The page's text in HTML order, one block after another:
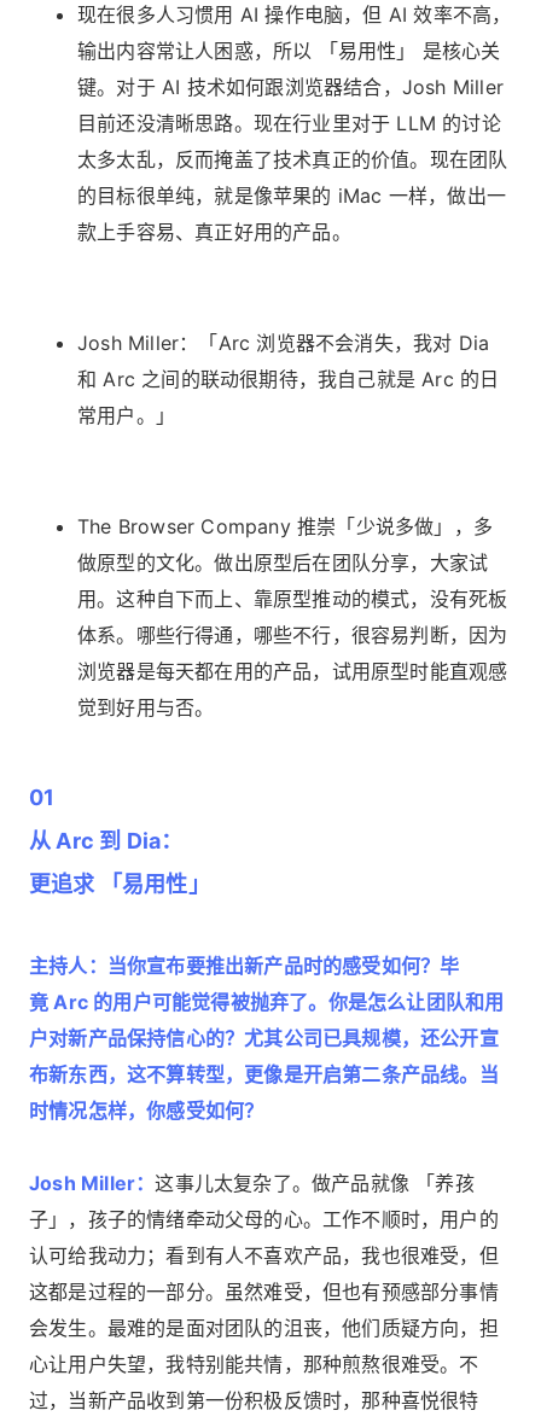
现在很多人习惯用 AI 操作电脑，但 AI 效率不高，
输出内容常让人困惑，所以 「易用性」 是核心关
键。对于 AI 技术如何跟浏览器结合，Josh Miller
目前还没清晰思路。现在行业里对于 LLM 的讨论
太多太乱，反而掩盖了技术真正的价值。现在团队
的目标很单纯，就是像苹果的 iMac 一样，做出一
款上手容易、真正好用的产品。
Josh Miller：「Arc 浏览器不会消失，我对 Dia
和 Arc 之间的联动很期待，我自己就是 Arc 的日
常用户。」
The Browser Company 推崇「少说多做」，多
做原型的文化。做出原型后在团队分享，大家试
用。这种自下而上、靠原型推动的模式，没有死板
体系。哪些行得通，哪些不行，很容易判断，因为
浏览器是每天都在用的产品，试用原型时能直观感
觉到好用与否。
01
从 Arc 到 Dia：
更追求 「易用性」
主持人：当你宣布要推出新产品时的感受如何？毕
竟 Arc 的用户可能觉得被抛弃了。你是怎么让团队和用
户对新产品保持信心的？尤其公司已具规模，还公开宣
布新东西，这不算转型，更像是开启第二条产品线。当
时情况怎样，你感受如何？
Josh Miller：这事儿太复杂了。做产品就像 「养孩
子」，孩子的情绪牵动父母的心。工作不顺时，用户的
认可给我动力；看到有人不喜欢产品，我也很难受，但
这都是过程的一部分。虽然难受，但也有预感部分事情
会发生。最难的是面对团队的沮丧，他们质疑方向，担
心让用户失望，我特别能共情，那种煎熬很难受。不
过，当新产品收到第一份积极反馈时，那种喜悦很特